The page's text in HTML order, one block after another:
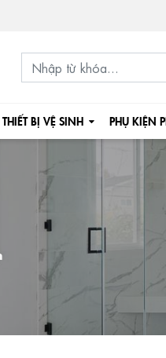
THIẾT BỊ VỆ SINH PHỤ KIỆN